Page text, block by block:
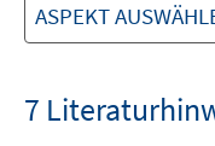
ASPEKT
7